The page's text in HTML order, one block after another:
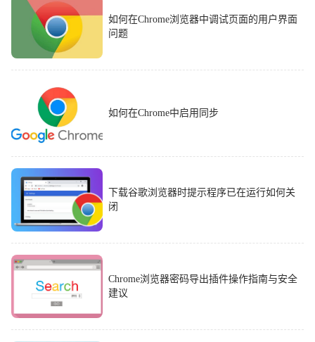
如何在Chrome浏览器中调试页面的用户界面
问题
如何在Chrome中启用同步
下载谷歌浏览器时提示程序已在运行如何关
闭
Chrome浏览器密码导出插件操作指南与安全
建议